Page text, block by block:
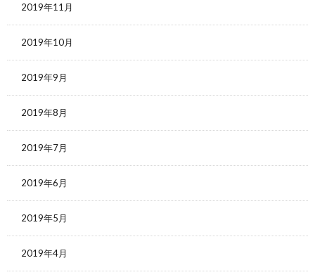
2019年11月
2019年10月
2019年9月
2019年8月
2019年7月
2019年6月
2019年5月
2019年4月